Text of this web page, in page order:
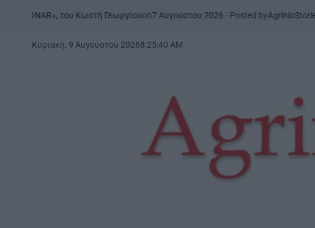
Κωστή Γεωργίου on7 Αυγούστου 2026 Posted byAgrinioStoriesPOSTED
ΜΕΣΟΛΌΓΓΙΣΤΗΝ
Κυριακή, 9 Αυγούστου 20268:25:42 AM